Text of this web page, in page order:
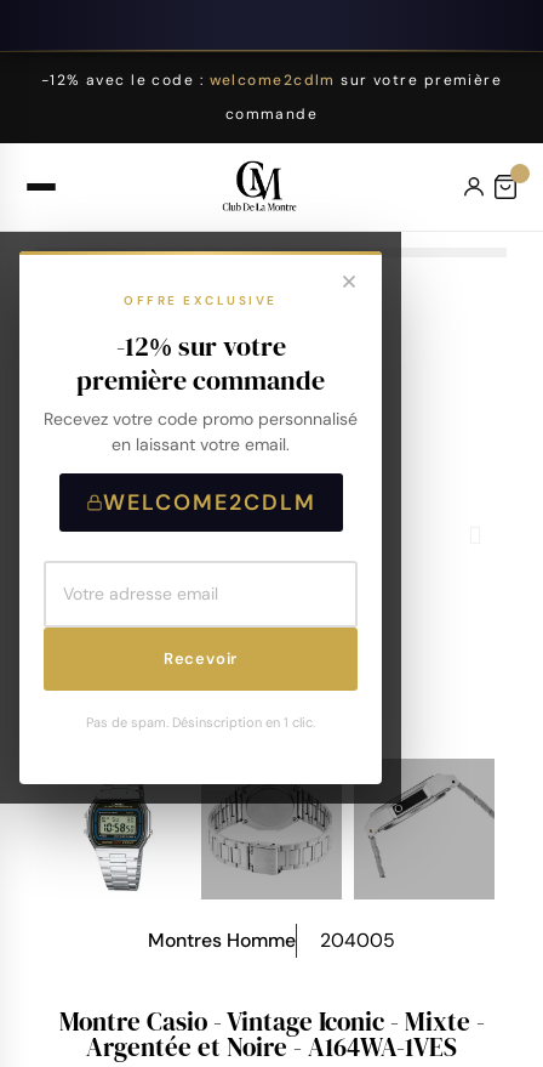
-12% avec le code : welcome2cdlm sur votre première
commande
OFFRE EXCLUSIVE
-12% sur votre
première commande
Recevez votre code promo personnalisé
en laissant votre email.
WELCOME2CDLM
Recevoir
Pas de spam. Désinscription en 1 clic.
Montres Homme 204005
Montre Casio - Vintage Iconic - Mixte -
Argentée et Noire - A164WA-1VES